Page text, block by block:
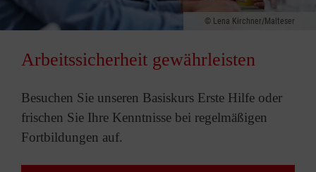
Lena Kirchner/Malteser
Arbeitssicherheit gewährleisten
Besuchen Sie unseren Basiskurs Erste Hilfe oder
frischen Sie Ihre Kenntnisse bei regelmäßigen
Fortbildungen auf.